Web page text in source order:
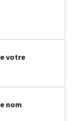
votre
nom